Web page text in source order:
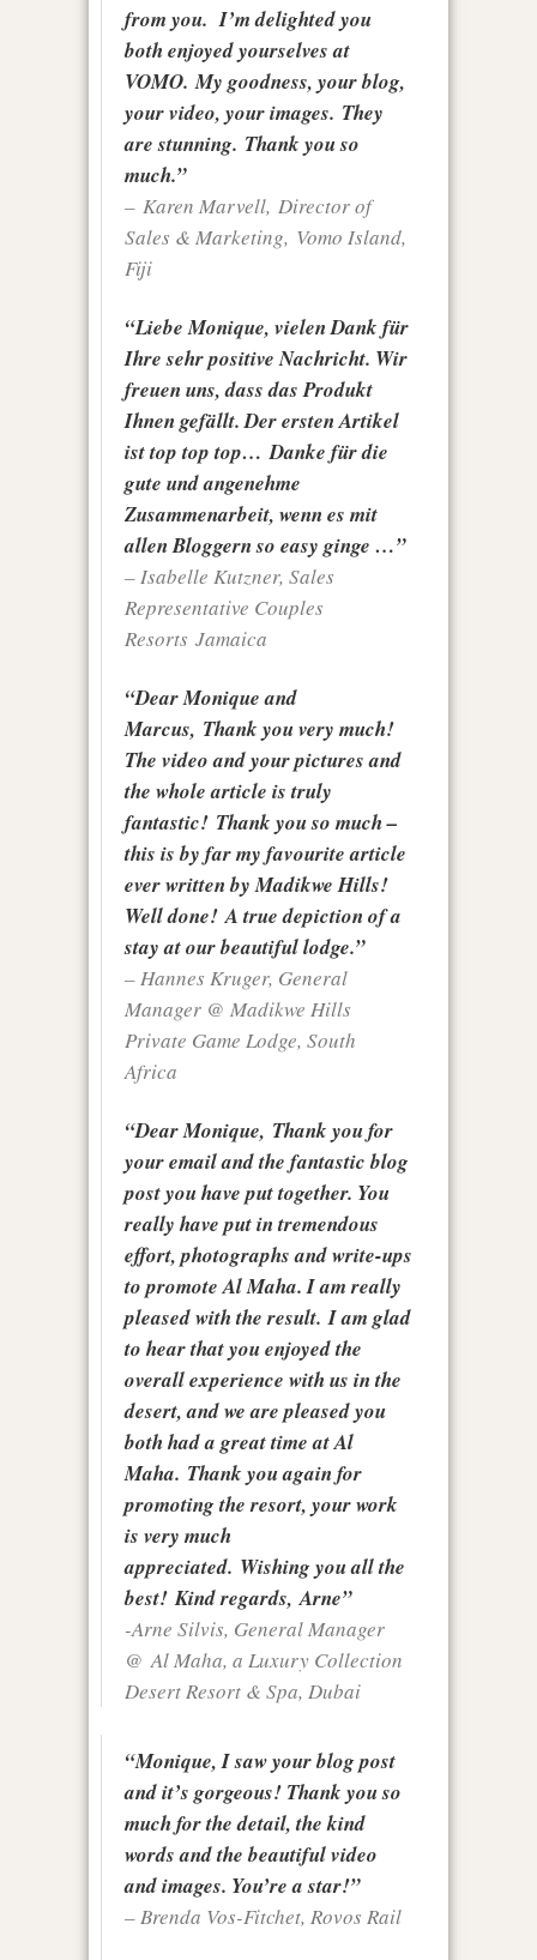
from you. I’m delighted you
both enjoyed yourselves at
VOMO. My goodness, your blog,
your video, your images. They
are stunning. Thank you so
much.”
– Karen Marvell, Director of
Sales & Marketing, Vomo Island,
Fiji
“Liebe Monique, vielen Dank für
Ihre sehr positive Nachricht. Wir
freuen uns, dass das Produkt
Ihnen gefällt. Der ersten Artikel
ist top top top… Danke für die
gute und angenehme
Zusammenarbeit, wenn es mit
allen Bloggern so easy ginge …”
–Isabelle Kutzner, Sales
Representative Couples
Resorts Jamaica
“Dear Monique and
Marcus, Thank you very much!
The video and your pictures and
the whole article is truly
fantastic! Thank you so much –
this is by far my favourite article
ever written by Madikwe Hills!
Well done! A true depiction of a
stay at our beautiful lodge.”
– Hannes Kruger, General
Manager @ Madikwe Hills
Private Game Lodge, South
Africa
“Dear Monique, Thank you for
your email and the fantastic blog
post you have put together. You
really have put in tremendous
effort, photographs and write-ups
to promote Al Maha. I am really
pleased with the result. I am glad
to hear that you enjoyed the
overall experience with us in the
desert, and we are pleased you
both had a great time at Al
Maha. Thank you again for
promoting the resort, your work
is very much
appreciated. Wishing you all the
best! Kind regards, Arne”
-Arne Silvis, General Manager
@ Al Maha, a Luxury Collection
Desert Resort & Spa, Dubai
“Monique, I saw your blog post
and it’s gorgeous! Thank you so
much for the detail, the kind
words and the beautiful video
and images. You’re a star!”
– Brenda Vos-Fitchet, Rovos Rail